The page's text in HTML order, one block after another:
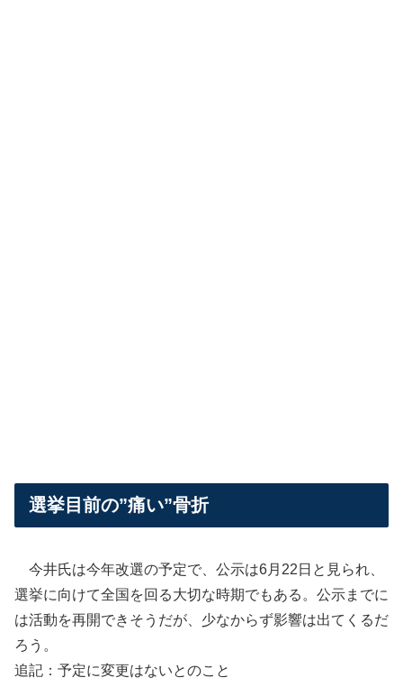
選挙目前の”痛い”骨折
今井氏は今年改選の予定で、公示は6月22日と見られ、
選挙に向けて全国を回る大切な時期でもある。公示までに
は活動を再開できそうだが、少なからず影響は出てくるだ
ろう。
追記：予定に変更はないとのこと